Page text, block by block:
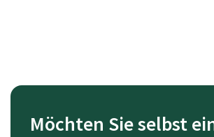
Möchten Sie selbst